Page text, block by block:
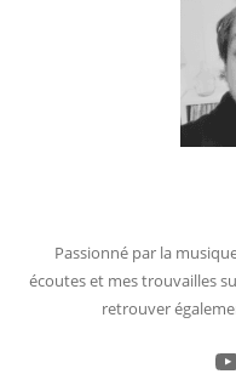
Passionné par la
écoutes et mes trouvailles
retrouver
YouTube